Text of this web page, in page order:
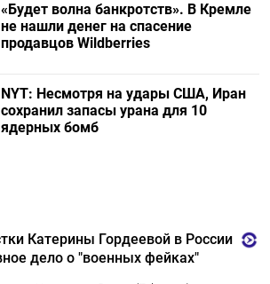
«Будет волна банкротств». В Кремле
не нашли денег на спасение
продавцов Wildberries
NYT: Несмотря на удары США, Иран
сохранил запасы урана для 10
ядерных бомб